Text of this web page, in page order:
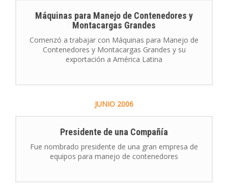
Máquinas para Manejo de Contenedores y
Montacargas Grandes
Comenzó a trabajar con Máquinas para Manejo de
Contenedores y Montacargas Grandes y su
exportación a América Latina
JUNIO 2006
Presidente de una Compañía
Fue nombrado presidente de una gran empresa de
equipos para manejo de contenedores